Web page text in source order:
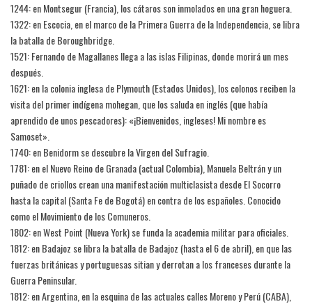
1244: en Montsegur (Francia), los cátaros son inmolados en una gran hoguera.
1322: en Escocia, en el marco de la Primera Guerra de la Independencia, se libra
la batalla de Boroughbridge.
1521: Fernando de Magallanes llega a las islas Filipinas, donde morirá un mes
después.
1621: en la colonia inglesa de Plymouth (Estados Unidos), los colonos reciben la
visita del primer indígena mohegan, que los saluda en inglés (que había
aprendido de unos pescadores): «¡Bienvenidos, ingleses! Mi nombre es
Samoset».
1740: en Benidorm se descubre la Virgen del Sufragio.
1781: en el Nuevo Reino de Granada (actual Colombia), Manuela Beltrán y un
puñado de criollos crean una manifestación multiclasista desde El Socorro
hasta la capital (Santa Fe de Bogotá) en contra de los españoles. Conocido
como el Movimiento de los Comuneros.
1802: en West Point (Nueva York) se funda la academia militar para oficiales.
1812: en Badajoz se libra la batalla de Badajoz (hasta el 6 de abril), en que las
fuerzas británicas y portuguesas sitian y derrotan a los franceses durante la
Guerra Peninsular.
1812: en Argentina, en la esquina de las actuales calles Moreno y Perú (CABA),